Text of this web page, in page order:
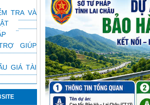
TRA VÀ
GIÚP
GIÁ TÀI